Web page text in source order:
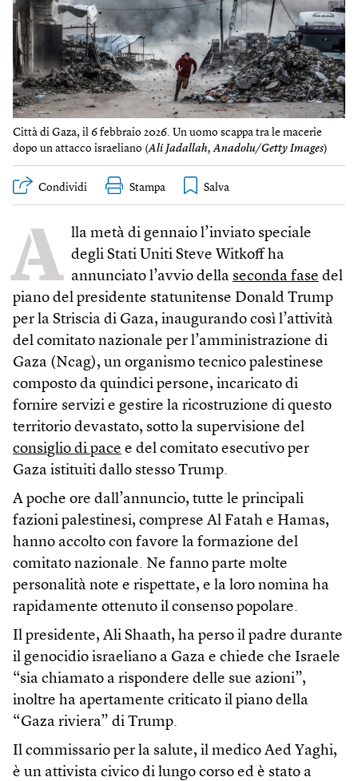
Città di Gaza, il 6 febbraio 2026. Un uomo scappa tra le macerie
dopo un attacco israeliano (Ali Jadallah, Anadolu/Getty Images)
Condividi Stampa
A lla metà di gennaio l’inviato speciale
degli Stati Uniti Steve Witkoff ha
annunciato l’avvio della seconda fase del
piano del presidente statunitense Donald Trump
per la Striscia di Gaza, inaugurando così l’attività
del comitato nazionale per l’amministrazione di
Gaza (Ncag), un organismo tecnico palestinese
composto da quindici persone, incaricato di
fornire servizi e gestire la ricostruzione di questo
territorio devastato, sotto la supervisione del
consiglio di pace e del comitato esecutivo per
Gaza istituiti dallo stesso Trump.
A poche ore dall’annuncio, tutte le principali
fazioni palestinesi, comprese Al Fatah e Hamas,
hanno accolto con favore la formazione del
comitato nazionale. Ne fanno parte molte
personalità note e rispettate, e la loro nomina ha
rapidamente ottenuto il consenso popolare.
Il presidente, Ali Shaath, ha perso il padre durante
il genocidio israeliano a Gaza e chiede che Israele
“sia chiamato a rispondere delle sue azioni”,
inoltre ha apertamente criticato il piano della
“Gaza riviera” di Trump.
Il commissario per la salute, il medico Aed Yaghi,
è un attivista civico di lungo corso ed è stato a